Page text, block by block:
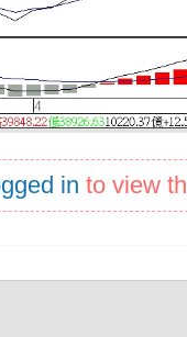
in to view